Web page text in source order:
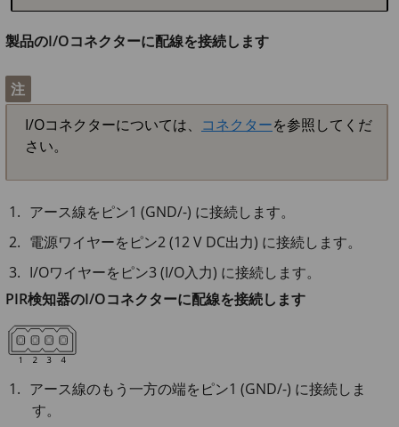
製品のI/Oコネクターに配線を接続します
注
I/Oコネクターについては、 コネクターを参照してくだ
さい。
アース線をピン1 (GND/-) に接続します。
電源ワイヤーをピン2 (12 V DC出力) に接続します。
I/Oワイヤーをピン3 (I/O入力) に接続します。
PIR検知器のI/Oコネクターに配線を接続します
アース線のもう一方の端をピン1 (GND/-) に接続しま
す。